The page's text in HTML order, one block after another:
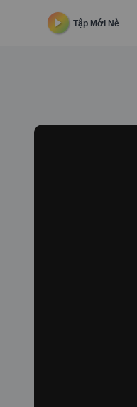
Tập Mới Nè